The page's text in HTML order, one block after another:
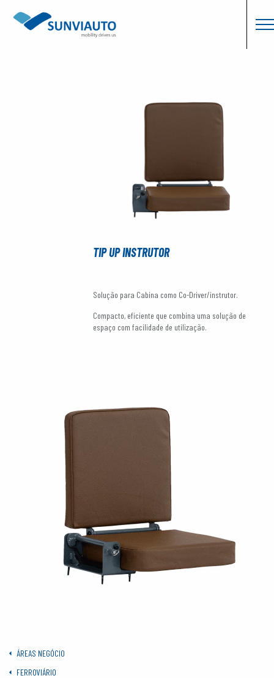
TIP UP INSTRUTOR
Solução para Cabina como Co-Driver/instrutor.
Compacto, eficiente que combina uma solução de
espaço com facilidade de utilização.
ÁREAS NEGÓCIO
FERROVIÁRIO